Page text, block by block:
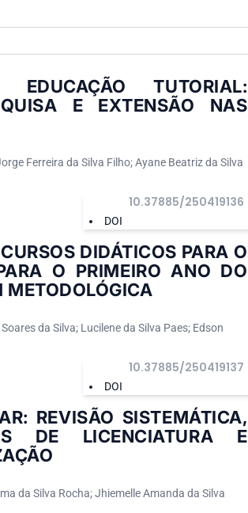
TUTORIAL:
E EXTENSÃO NAS
Ferreira da Silva Filho; Ayane Beatriz da Silva
DOI
10.37885/250419136
DIDÁTICOS PARA O
O PRIMEIRO ANO DO
METODOLÓGICA
da Silva; Lucilene da Silva Paes; Edson
DOI
10.37885/250419137
REVISÃO SISTEMÁTICA,
DE LICENCIATURA E
da Silva Rocha; Jhiemelle Amanda da Silva